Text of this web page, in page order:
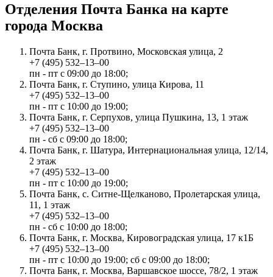
Отделения Почта Банка на карте
города Москва
Почта Банк, г. Протвино, Московская улица, 2
+7 (495) 532‒13‒00
пн - пт с 09:00 до 18:00;
Почта Банк, г. Ступино, улица Кирова, 11
+7 (495) 532‒13‒00
пн - пт с 10:00 до 19:00;
Почта Банк, г. Серпухов, улица Пушкина, 13, 1 этаж
+7 (495) 532‒13‒00
пн - сб с 09:00 до 18:00;
Почта Банк, г. Шатура, Интернациональная улица, 12/14,
2 этаж
+7 (495) 532‒13‒00
пн - пт с 10:00 до 19:00;
Почта Банк, с. Ситне-Щелканово, Пролетарская улица,
11, 1 этаж
+7 (495) 532‒13‒00
пн - сб с 10:00 до 18:00;
Почта Банк, г. Москва, Кировоградская улица, 17 к1Б
+7 (495) 532‒13‒00
пн - пт с 10:00 до 19:00; сб с 09:00 до 18:00;
Почта Банк, г. Москва, Варшавское шоссе, 78/2, 1 этаж